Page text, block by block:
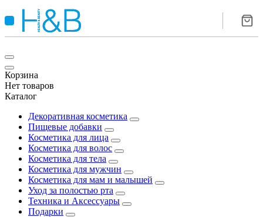
Корзина
Нет товаров
Каталог
Декоративная косметика
Пищевые добавки
Косметика для лица
Косметика для волос
Косметика для тела
Косметика для мужчин
Косметика для мам и малышей
Уход за полостью рта
Техника и Аксессуары
Подарки